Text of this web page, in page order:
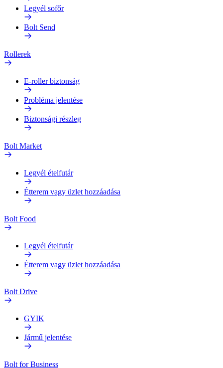
Legyél sofőr
Bolt Send
Rollerek
E-roller biztonság
Probléma jelentése
Biztonsági részleg
Bolt Market
Legyél ételfutár
Étterem vagy üzlet hozzáadása
Bolt Food
Legyél ételfutár
Étterem vagy üzlet hozzáadása
Bolt Drive
GYIK
Jármű jelentése
Bolt for Business